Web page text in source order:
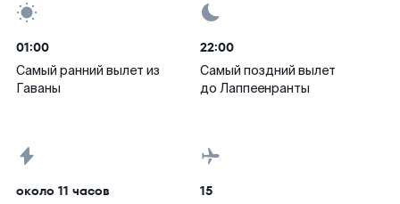
01:00
Самый ранний вылет из
Гаваны
22:00
Самый поздний вылет
до Лаппеенранты
около 11 часов 15